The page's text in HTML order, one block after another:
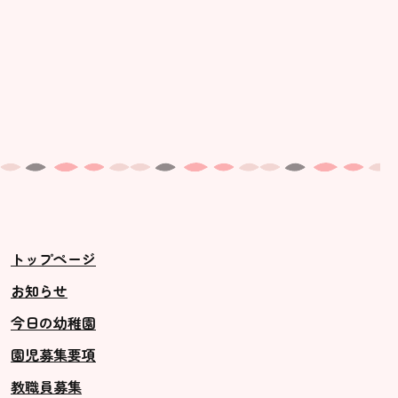
トップページ
お知らせ
今日の幼稚園
園児募集要項
教職員募集
未就園児クラス
ス ]
2歳児ひとり登園［ゆず組 ]
グループ施設・
関係先リンク